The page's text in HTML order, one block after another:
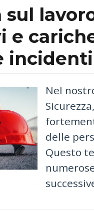
sul
e
incidenti
Nel
delle
Questo